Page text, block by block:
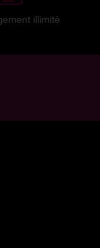
illimité